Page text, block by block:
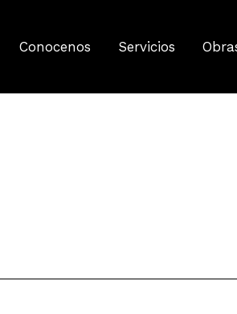
Conocenos Servicios